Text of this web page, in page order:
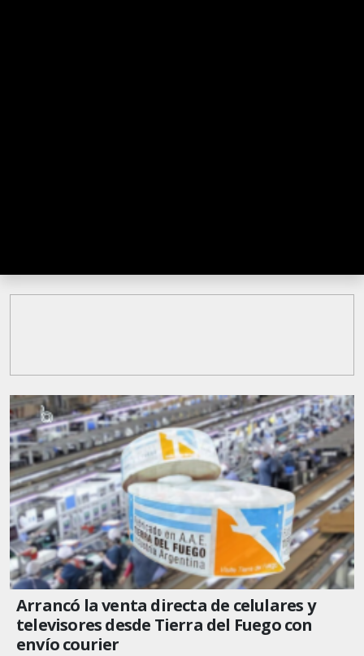
Arrancó la venta directa de celulares y
televisores desde Tierra del Fuego con
envío courier